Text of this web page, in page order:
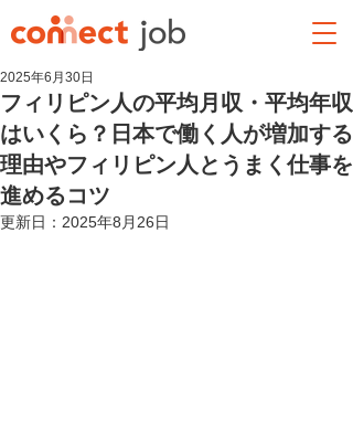
フィリピン人の平均月収・平均年収
はいくら？日本で働く人が増加する
理由やフィリピン人とうまく仕事を
進めるコツ
2025年6月30日
更新日： 2025年8月26日